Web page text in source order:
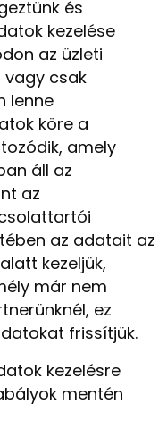
és
kezelése
az üzleti
csak
lenne
köre a
amely
áll az
az
az adatait az
kezeljük,
már nem
ez
frissítjük.
kezelésre
mentén